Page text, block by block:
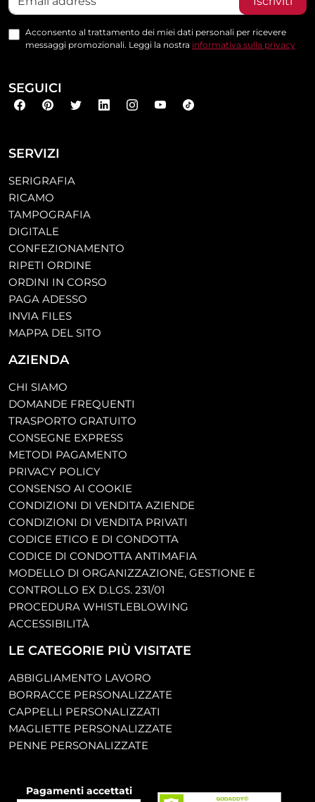
SERVIZI
SERIGRAFIA
RICAMO
TAMPOGRAFIA
DIGITALE
CONFEZIONAMENTO
RIPETI ORDINE
ORDINI IN CORSO
PAGA ADESSO
INVIA FILES
MAPPA DEL SITO
AZIENDA
CHI SIAMO
DOMANDE FREQUENTI
TRASPORTO GRATUITO
CONSEGNE EXPRESS
METODI PAGAMENTO
PRIVACY POLICY
CONSENSO AI COOKIE
CONDIZIONI DI VENDITA AZIENDE
CONDIZIONI DI VENDITA PRIVATI
CODICE ETICO E DI CONDOTTA
CODICE DI CONDOTTA ANTIMAFIA
MODELLO DI ORGANIZZAZIONE, GESTIONE E
CONTROLLO EX D.LGS. 231/01
PROCEDURA WHISTLEBLOWING
ACCESSIBILITÀ
LE CATEGORIE PIÙ VISITATE
ABBIGLIAMENTO LAVORO
BORRACCE PERSONALIZZATE
CAPPELLI PERSONALIZZATI
MAGLIETTE PERSONALIZZATE
PENNE PERSONALIZZATE
Acconsento al trattamento dei miei dati personali per ricevere
messaggi promozionali. Leggi la nostra informativa sulla privacy
SEGUICI
Pagamenti accettati